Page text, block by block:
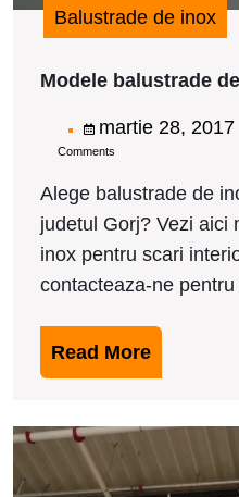
Balustrade de inox
Modele balustrade
martie 28, 2017
Comments
Alege balustrade de
judetul Gorj? Vezi aici
inox pentru scari
contacteaza-ne
Read MoreRead
More